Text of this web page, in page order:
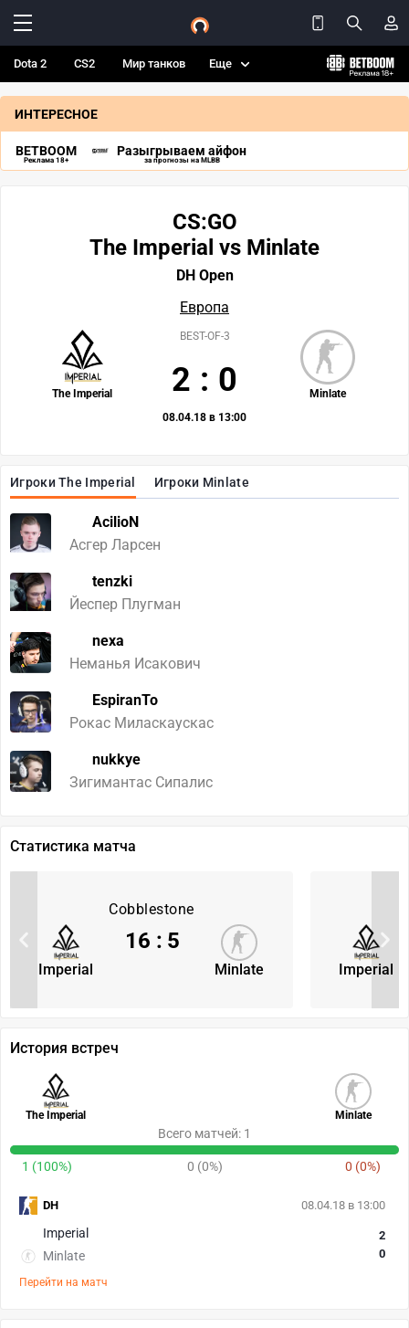
Dota 2 CS2 Мир танков Еще
ИНТЕРЕСНОЕ
BETBOOM
Реклама 18+
Разыгрываем айфон
за прогнозы на MLBB
Игроки The Imperial Игроки Minlate
AcilioN
Асгер Ларсен
tenzki
Йеспер Плугман
nexa
Неманья Исакович
EspiranTo
Рокас Миласкаускас
nukkye
Зигимантас Сипалис
CS:GO
The Imperial vs Minlate
DH Open
Европа
The Imperial Minlate
BEST-OF-3
2 : 0
08.04.18 в 13:00
Статистика матча
Cobblestone
Imperial Minlate
16 : 5
Imperial
История встреч
The Imperial Minlate
Всего матчей: 1
1 (100%) 0 (0%) 0 (0%)
08.04.18 в 13:00
Imperial
Minlate
2
0
Перейти на матч
DH